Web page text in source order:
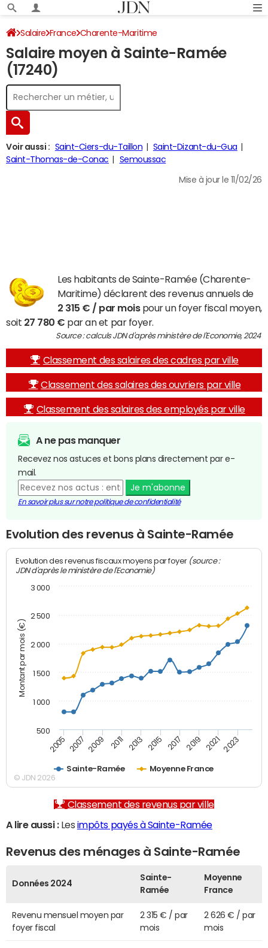
Salaire France Charente-Maritime
Salaire moyen à Sainte-Ramée
(17240)
Voir aussi : Saint-Ciers-du-Taillon
Saint-Dizant-du-Gua
Saint-Thomas-de-Conac
Semoussac
Mise à jour le 11/02/26
Les habitants de Sainte-Ramée (Charente-
Maritime) déclarent des revenus annuels de
2 315 € / par moispour un foyer fiscal moyen,
soit 27 780 € par an et par foyer.
Source : calculs JDN d'après ministère de l'Economie, 2024
Classement des salaires des cadres par ville
Classement des salaires des ouvriers par ville
Classement des salaires des employés par ville
A ne pas manquer
Recevez nos astuces et bons plans directement par e-
mail.
Je m'abonne
En savoir plus sur notre politique de confidentialité
Evolution des revenus à Sainte-Ramée
Montant par mois (€)
Evolution des revenus fiscaux moyens par foyer (source :
JDN d'après le ministère de l'Economie)
Sainte-Ramée Moyenne France
2005 2007 2009 2011 2013 2015 2017 2019 2021 2023
500
1 000
1 500
2 000
2 500
3 000
© JDN 2026
Classement des revenus par ville
A lire aussi :Les impôts payés à Sainte-Ramée
Revenus des ménages à Sainte-Ramée
Données 2024
Sainte-
Ramée
Moyenne
France
Revenu mensuel moyen par
foyer fiscal
2 315 € / par
mois
2 626 € / par
mois